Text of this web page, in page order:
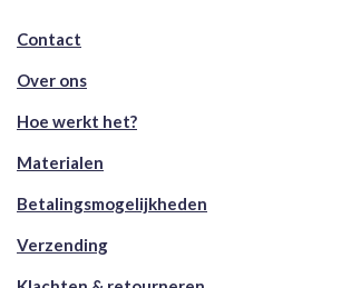
Contact
Over ons
Hoe werkt het?
Materialen
Betalingsmogelijkheden
Verzending